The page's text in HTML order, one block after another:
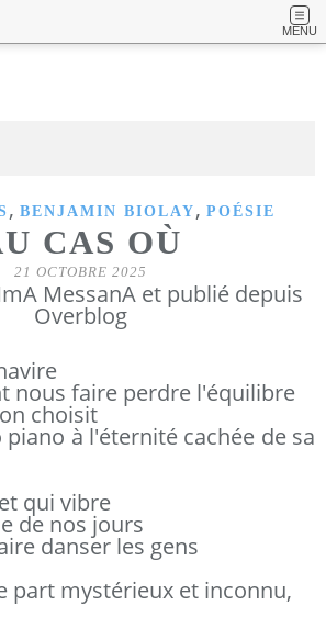
MENU
, BENJAMIN BIOLAY , POÉSIE
CAS OÙ
21 OCTOBRE 2025
MessanA et publié depuis
Overblog
nous faire perdre l'équilibre
choisit
à l'éternité cachée de sa
qui vibre
de nos jours
danser les gens
part mystérieux et inconnu,